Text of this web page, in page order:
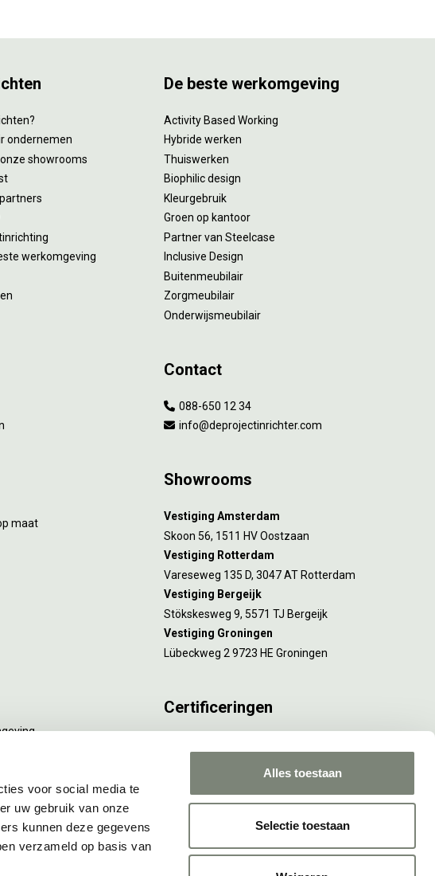
voor social media te
uw gebruik van onze
kunnen deze gegevens
verzameld op basis van
Alles toestaan
Selectie toestaan
ondernemen
showrooms
werkomgeving
maat
De beste werkomgeving
Activity Based Working
Hybride werken
Thuiswerken
Biophilic design
Kleurgebruik
Groen op kantoor
Partner van Steelcase
Inclusive Design
Buitenmeubilair
Zorgmeubilair
Onderwijsmeubilair
Contact
088-650 12 34
info@deprojectinrichter.com
Showrooms
Vestiging Amsterdam
Skoon 56, 1511 HV Oostzaan
Vestiging Rotterdam
Vareseweg 135 D, 3047 AT Rotterdam
Vestiging Bergeijk
Stökskesweg 9, 5571 TJ Bergeijk
Vestiging Groningen
Lübeckweg 2 9723 HE Groningen
Certificeringen
Rotterdam en Culemborg.